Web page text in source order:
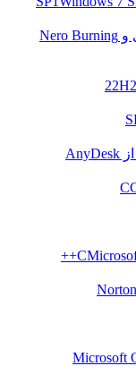
Nero Burning
AnyDesk